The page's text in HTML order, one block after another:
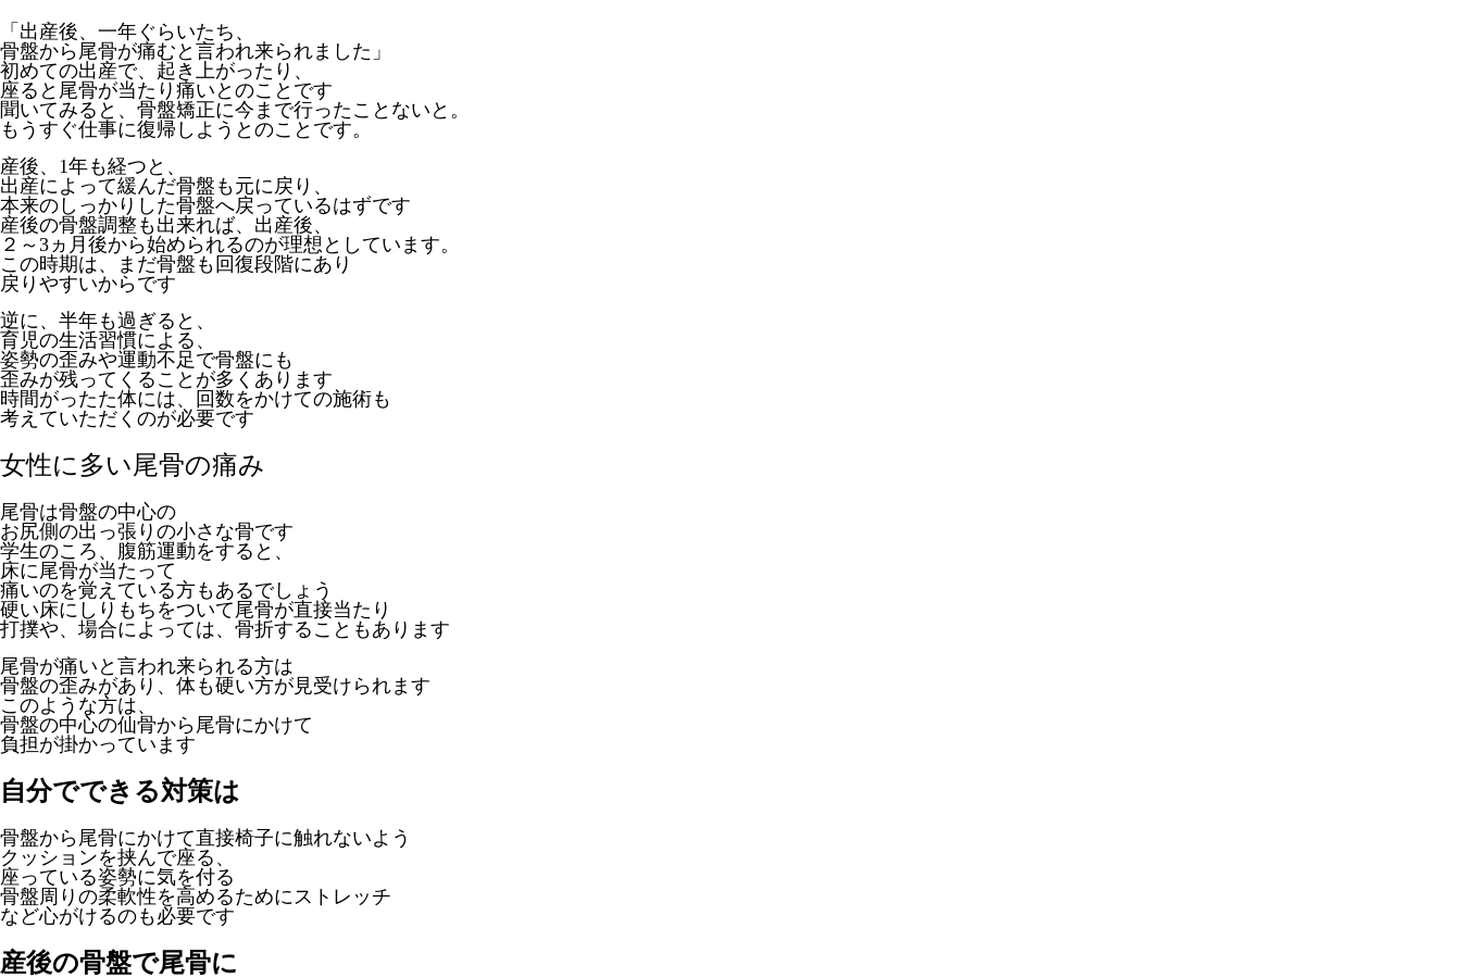
「出産後、一年ぐらいたち、
骨盤から尾骨が痛むと言われ来られました」
初めての出産で、起き上がったり、
座ると尾骨が当たり痛いとのことです
聞いてみると、骨盤矯正に今まで行ったことないと。
もうすぐ仕事に復帰しようとのことです。
産後、1年も経つと、
出産によって緩んだ骨盤も元に戻り、
本来のしっかりした骨盤へ戻っているはずです
産後の骨盤調整も出来れば、出産後、
２～3ヵ月後から始められるのが理想としています。
この時期は、まだ骨盤も回復段階にあり
戻りやすいからです
逆に、半年も過ぎると、
育児の生活習慣による、
姿勢の歪みや運動不足で骨盤にも
歪みが残ってくることが多くあります
時間がったた体には、回数をかけての施術も
考えていただくのが必要です
女性に多い尾骨の痛み
尾骨は骨盤の中心の
お尻側の出っ張りの小さな骨です
学生のころ、腹筋運動をすると、
床に尾骨が当たって
痛いのを覚えている方もあるでしょう
硬い床にしりもちをついて尾骨が直接当たり
打撲や、場合によっては、骨折することもあります
尾骨が痛いと言われ来られる方は
骨盤の歪みがあり、体も硬い方が見受けられます
このような方は、
骨盤の中心の仙骨から尾骨にかけて
負担が掛かっています
自分でできる対策は
骨盤から尾骨にかけて直接椅子に触れないよう
クッションを挟んで座る、
座っている姿勢に気を付る
骨盤周りの柔軟性を高めるためにストレッチ
など心がけるのも必要です
産後の骨盤で尾骨に